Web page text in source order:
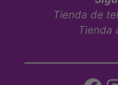
Tienda de
Tienda